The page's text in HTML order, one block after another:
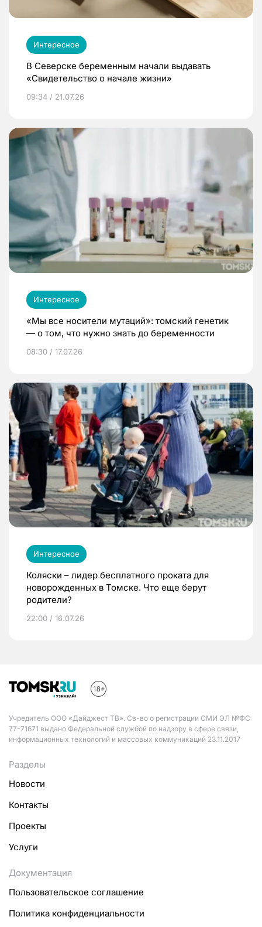
Интересное
В Северске беременным начали выдавать
«Свидетельство о начале жизни»
09:34 / 21.07.26
Интересное
«Мы все носители мутаций»: томский генетик
— о том, что нужно знать до беременности
08:30 / 17.07.26
Интересное
Коляски – лидер бесплатного проката для
новорожденных в Томске. Что еще берут
родители?
22:00 / 16.07.26
Учредитель ООО «Дайджест ТВ». Св-во о регистрации СМИ ЭЛ №ФС
77-71671 выдано Федеральной службой по надзору в сфере связи,
информационных технологий и массовых коммуникаций 23.11.2017
Разделы
Новости
Контакты
Проекты
Услуги
Документация
Пользовательское соглашение
Политика конфиденциальности